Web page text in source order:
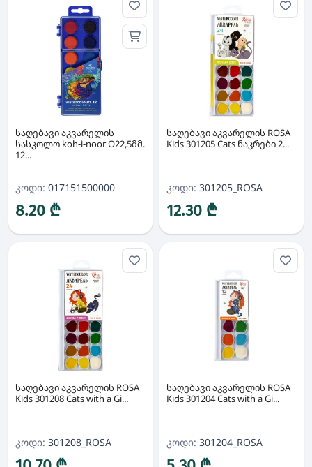
საღებავი აკვარელის
სასკოლო koh-i-noor O22,5მმ.
12...
კოდი: 017151500000
8.20 ₾
საღებავი აკვარელის ROSA
Kids 301205 Cats ნაკრები 2...
კოდი: 301205_ROSA
12.30 ₾
საღებავი აკვარელის ROSA
Kids 301208 Cats with a Gi...
კოდი: 301208_ROSA
საღებავი აკვარელის ROSA
Kids 301204 Cats with a Gi...
კოდი: 301204_ROSA